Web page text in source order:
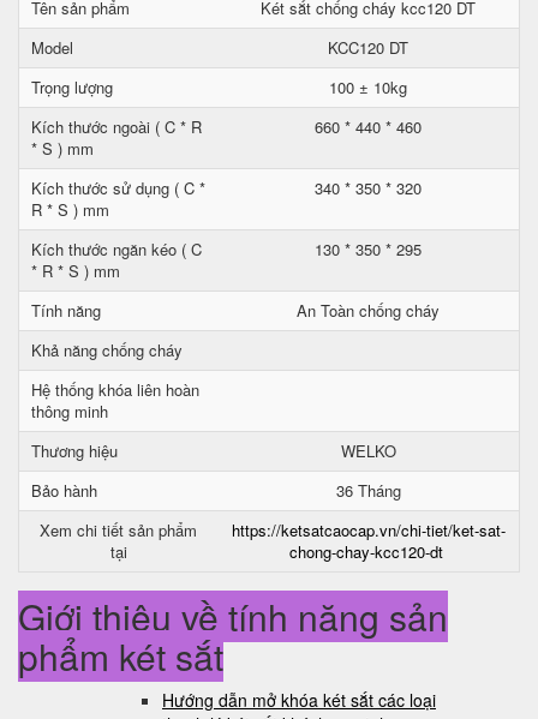
Tên sản phẩm
Két sắt chống cháy kcc120 DT
Model
KCC120 DT
Trọng lượng
100 ± 10kg
Kích thước ngoài ( C * R
* S ) mm
660 * 440 * 460
Kích thước sử dụng ( C *
R * S ) mm
340 * 350 * 320
Kích thước ngăn kéo ( C
* R * S ) mm
130 * 350 * 295
Tính năng
An Toàn chống cháy
Khả năng chống cháy
Hệ thống khóa liên hoàn
thông minh
Thương hiệu
WELKO
Bảo hành
36 Tháng
Xem chi tiết sản phẩm
tại
https://ketsatcaocap.vn/chi-tiet/ket-sat-
chong-chay-kcc120-dt
Giới thiệu về tính năng sản
phẩm két sắt
Hướng dẫn mở khóa két sắt các loại